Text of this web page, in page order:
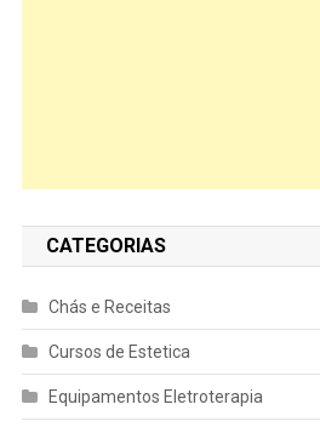
CATEGORIAS
Chás e Receitas
Cursos de Estetica
Equipamentos Eletroterapia